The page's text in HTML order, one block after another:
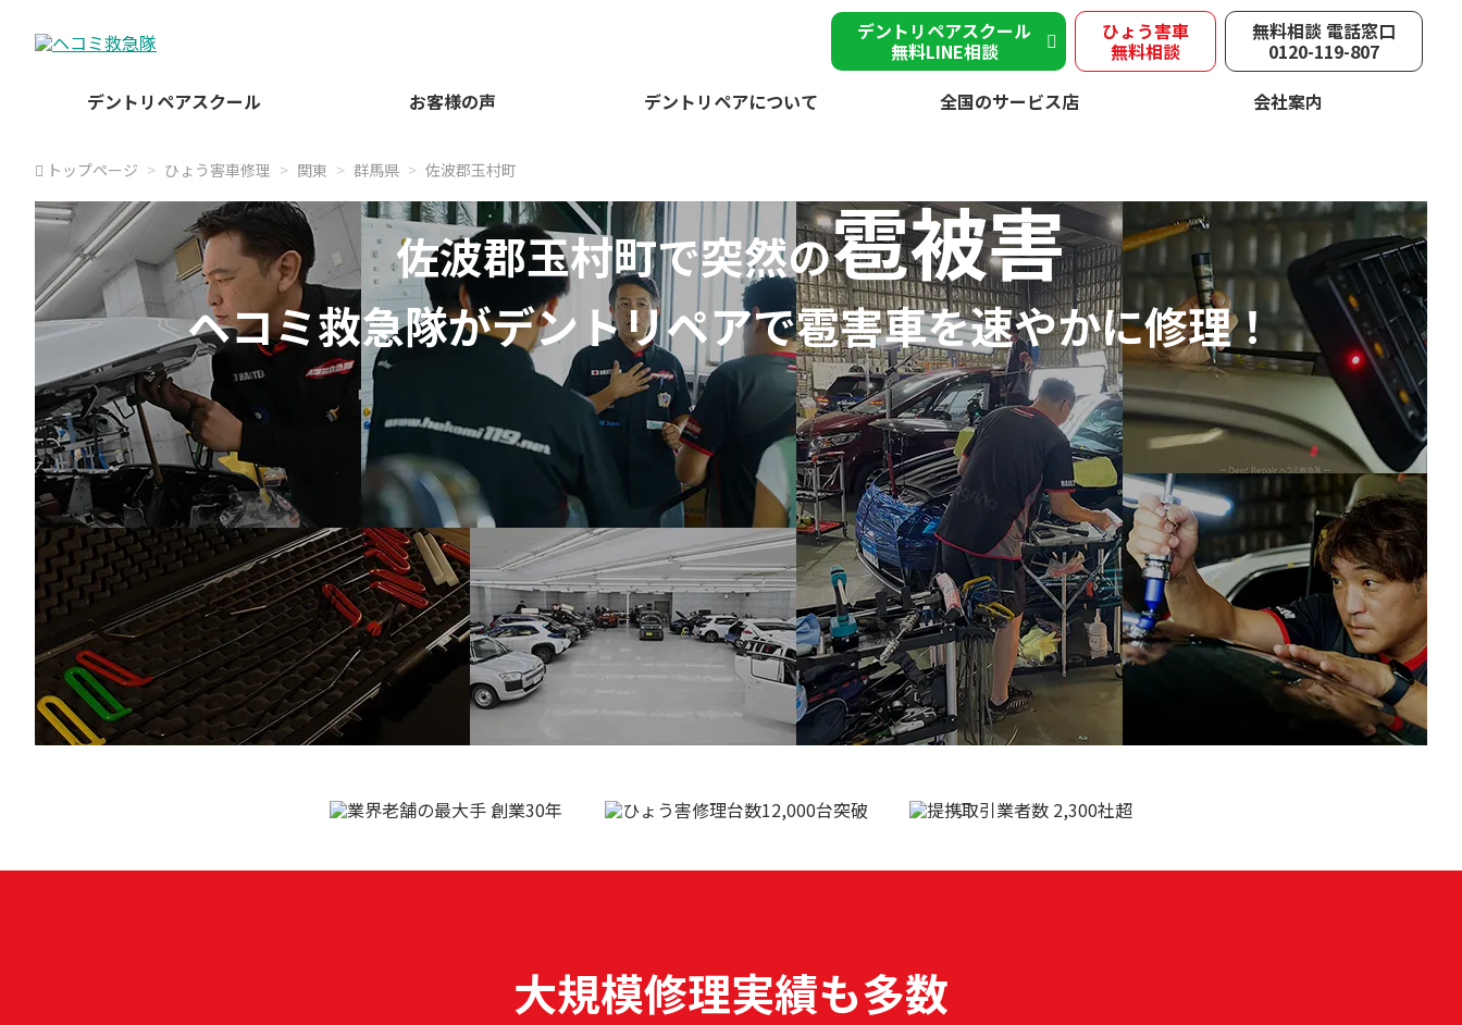
デントリペアスクール
無料LINE相談
ひょう害車
無料相談
無料相談 電話窓口
0120-119-807
デントリペアスクール
お客様の声 デントリペアについて 全国のサービス店 会社案内
トップページ ひょう害車修理 関東 群馬県 佐波郡玉村町
佐波郡玉村町で突然の雹被害
ヘコミ救急隊がデントリペアで雹害車を速やかに修理！
大規模修理実績も多数